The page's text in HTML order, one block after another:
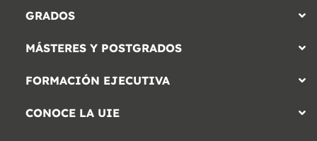
GRADOS
MÁSTERES Y POSTGRADOS
FORMACIÓN EJECUTIVA
CONOCE LA UIE